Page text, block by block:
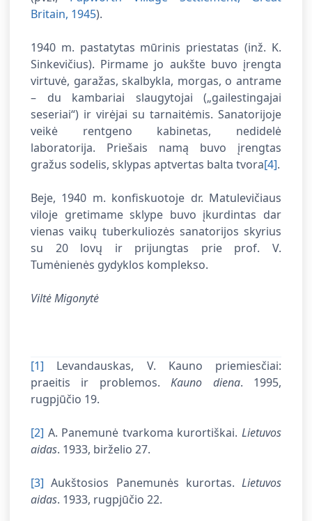
Britain, 1945).
1940 m. pastatytas mūrinis priestatas (inž. K.
Sinkevičius). Pirmame jo aukšte buvo įrengta
virtuvė, garažas, skalbykla, morgas, o antrame
– du kambariai slaugytojai („gailestingajai
seseriai“) ir virėjai su tarnaitėmis. Sanatorijoje
veikė rentgeno kabinetas, nedidelė
laboratorija. Priešais namą buvo įrengtas
gražus sodelis, sklypas aptvertas balta tvora[4].
Beje, 1940 m. konfiskuotoje dr. Matulevičiaus
viloje gretimame sklype buvo įkurdintas dar
vienas vaikų tuberkuliozės sanatorijos skyrius
su 20 lovų ir prijungtas prie prof. V.
Tumėnienės gydyklos komplekso.
Viltė Migonytė
[1] Levandauskas, V. Kauno priemiesčiai:
praeitis ir problemos.Kauno diena. 1995,
rugpjūčio 19.
[2] A. Panemunė tvarkoma kurortiškai. Lietuvos
aidas. 1933, birželio 27.
[3] Aukštosios Panemunės kurortas. Lietuvos
aidas. 1933, rugpjūčio 22.